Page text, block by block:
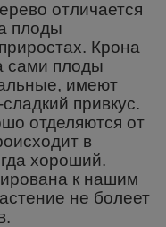
отличается
плоды
Крона
сами плоды
имеют
привкус.
отделяются от
в
хороший.
к нашим
не болеет